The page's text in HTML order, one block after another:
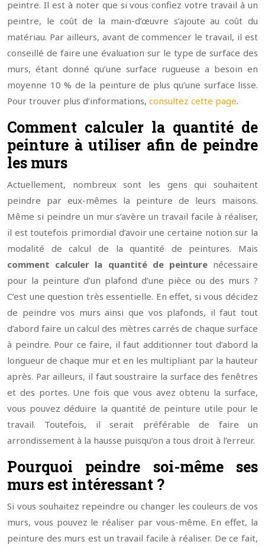
peintre. Il est à noter que si vous confiez votre travail à un
peintre, le coût de la main-d’œuvre s’ajoute au coût du
matériau. Par ailleurs, avant de commencer le travail, il est
conseillé de faire une évaluation sur le type de surface des
murs, étant donné qu’une surface rugueuse a besoin en
moyenne 10 % de la peinture de plus qu’une surface lisse.
Pour trouver plus d’informations, consultez cette page.
Comment calculer la quantité de
peinture à utiliser afin de peindre
les murs
Actuellement, nombreux sont les gens qui souhaitent
peindre par eux-mêmes la peinture de leurs maisons.
Même si peindre un mur s’avère un travail facile à réaliser,
il est toutefois primordial d’avoir une certaine notion sur la
modalité de calcul de la quantité de peintures. Mais
comment calculer la quantité de peinturenécessaire
pour la peinture d’un plafond d’une pièce ou des murs ?
C’est une question très essentielle. En effet, si vous décidez
de peindre vos murs ainsi que vos plafonds, il faut tout
d’abord faire un calcul des mètres carrés de chaque surface
à peindre. Pour ce faire, il faut additionner tout d’abord la
longueur de chaque mur et en les multipliant par la hauteur
après. Par ailleurs, il faut soustraire la surface des fenêtres
et des portes. Une fois que vous avez obtenu la surface,
vous pouvez déduire la quantité de peinture utile pour le
travail. Toutefois, il serait préférable de faire un
arrondissement à la hausse puisqu’on a tous droit à l’erreur.
Pourquoi peindre soi-même ses
murs est intéressant ?
Si vous souhaitez repeindre ou changer les couleurs de vos
murs, vous pouvez le réaliser par vous-même. En effet, la
peinture des murs est un travail facile à réaliser. De ce fait,